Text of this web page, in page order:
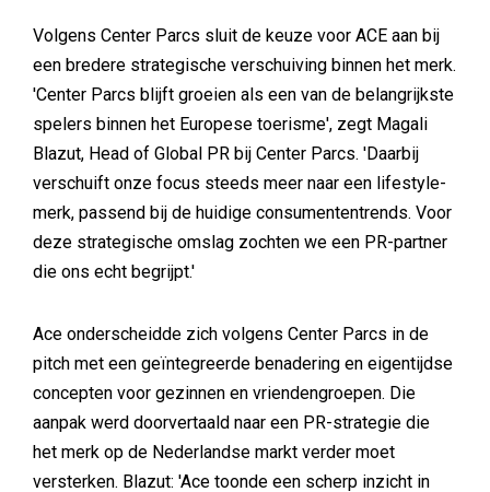
Volgens Center Parcs sluit de keuze voor ACE aan bij
een bredere strategische verschuiving binnen het merk.
'Center Parcs blijft groeien als een van de belangrijkste
spelers binnen het Europese toerisme', zegt Magali
Blazut, Head of Global PR bij Center Parcs. 'Daarbij
verschuift onze focus steeds meer naar een lifestyle-
merk, passend bij de huidige consumententrends. Voor
deze strategische omslag zochten we een PR-partner
die ons echt begrijpt.'
Ace onderscheidde zich volgens Center Parcs in de
pitch met een geïntegreerde benadering en eigentijdse
concepten voor gezinnen en vriendengroepen. Die
aanpak werd doorvertaald naar een PR-strategie die
het merk op de Nederlandse markt verder moet
versterken. Blazut: 'Ace toonde een scherp inzicht in